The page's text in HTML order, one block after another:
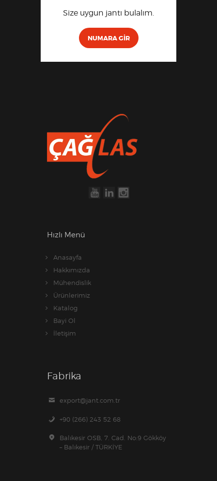
Size uygun jantı bulalım.
NUMARA GIR
Hızlı Menü
Anasayfa
Hakkımızda
Mühendislik
Ürünlerimiz
Katalog
Bayi Ol
İletişim
Fabrika
export@jant.com.tr
+90 (266) 243 52 68
Balıkesir OSB, 7. Cad. No:9 Gökköy
– Balıkesir / TÜRKİYE